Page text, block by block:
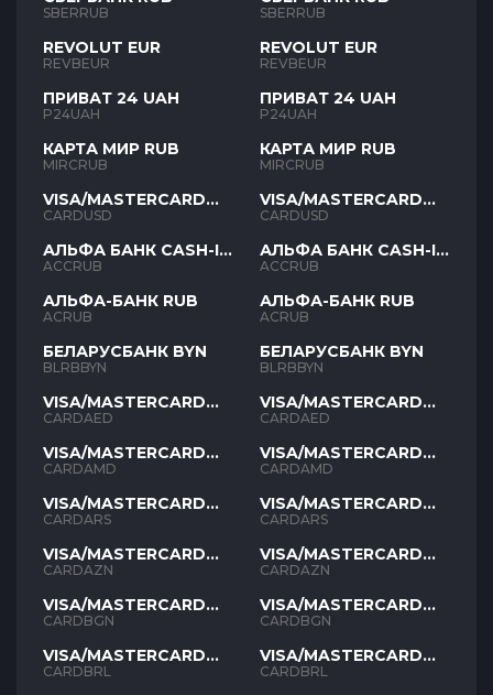
SBERRUB
REVOLUT EUR
REVBEUR
ПРИВАТ 24 UAH
P24UAH
КАРТА МИР RUB
MIRCRUB
VISA/MASTERCARD
USD
CARDUSD
АЛЬФА БАНК CASH-IN
RUB
ACCRUB
АЛЬФА-БАНК RUB
ACRUB
БЕЛАРУСБАНК BYN
BLRBBYN
VISA/MASTERCARD
AED
CARDAED
VISA/MASTERCARD
AMD
CARDAMD
VISA/MASTERCARD
ARS
CARDARS
VISA/MASTERCARD
AZN
CARDAZN
VISA/MASTERCARD
BGN
CARDBGN
VISA/MASTERCARD
BRL
CARDBRL
SBERRUB
REVOLUT EUR
REVBEUR
ПРИВАТ 24 UAH
P24UAH
КАРТА МИР RUB
MIRCRUB
VISA/MASTERCARD
USD
CARDUSD
АЛЬФА БАНК CASH-IN
RUB
ACCRUB
АЛЬФА-БАНК RUB
ACRUB
БЕЛАРУСБАНК BYN
BLRBBYN
VISA/MASTERCARD
AED
CARDAED
VISA/MASTERCARD
AMD
CARDAMD
VISA/MASTERCARD
ARS
CARDARS
VISA/MASTERCARD
AZN
CARDAZN
VISA/MASTERCARD
BGN
CARDBGN
VISA/MASTERCARD
BRL
CARDBRL